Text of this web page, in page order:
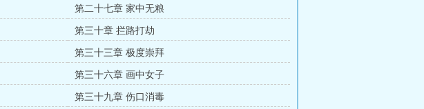
第二十七章 家中无粮
第三十章 拦路打劫
第三十三章 极度崇拜
第三十六章 画中女子
第三十九章 伤口消毒